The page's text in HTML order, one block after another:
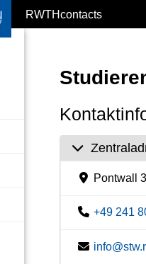
RWTHcontacts
Pontwall
+49 241